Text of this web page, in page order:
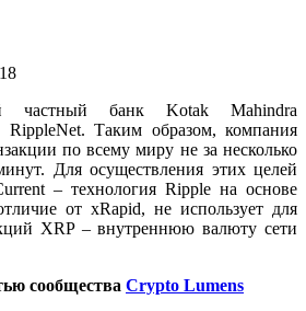
частный банк Kotak Mahindra
RippleNet. Таким образом, компания
по всему миру не за несколько
Для осуществления этих целей
– технология Ripple на основе
от xRapid, не использует для
XRP – внутреннюю валюту сети
сообщества Crypto Lumens